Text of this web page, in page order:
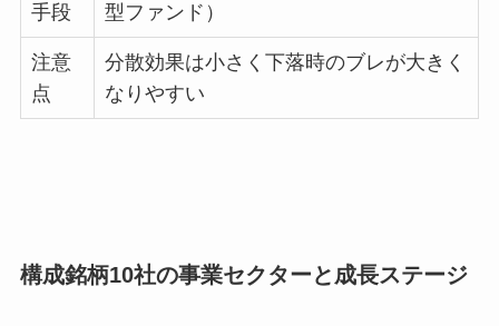
手段
型ファンド）
注意
点
分散効果は小さく下落時のブレが大きく
なりやすい
構成銘柄10社の事業セクターと成長ステージ